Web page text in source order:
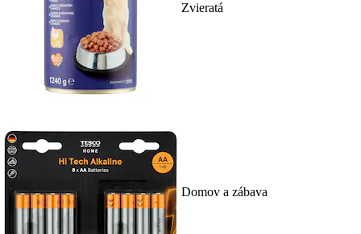
Zvieratá
Domov a zábava